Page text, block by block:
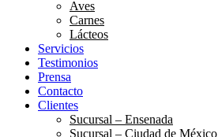
Aves
Carnes
Lácteos
Servicios
Testimonios
Prensa
Contacto
Clientes
Sucursal – Ensenada
Sucursal – Ciudad de México